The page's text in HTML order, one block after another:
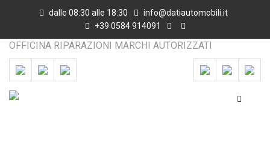
dalle 08:30 alle 18:30
info@datiautomobili.it
+39 0584 914091
OFFICINA RIPARAZIONI MARCHI AUTORIZZATI